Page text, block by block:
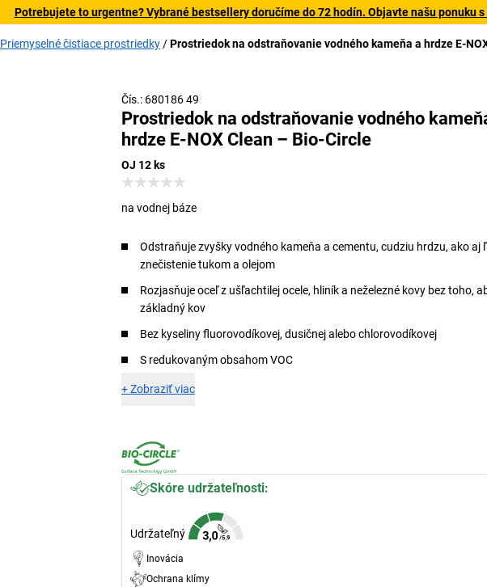
Potrebujete to urgentne? Vybrané bestsellery doručíme do 72 hodín. Objavte našu ponuku
Priemyselné čistiace prostriedky Prostriedok na odstraňovanie vodného kameňa a hrdze E-
Čís.: 680186 49
Prostriedok na odstraňovanie vodného
hrdze E-NOX Clean – Bio-Circle
OJ 12 ks
na vodnej báze
Odstraňuje zvyšky vodného kameňa a cementu, cudziu hrdzu, ako aj
znečistenie tukom a olejom
Rozjasňuje oceľ z ušľachtilej ocele, hliník a neželezné kovy bez toho,
základný kov
Bez kyseliny fluorovodíkovej, dusičnej alebo chlorovodíkovej
S redukovaným obsahom VOC
+Zobraziť viac
Skóre udržateľnosti:
Udržateľný
Inovácia
Ochrana klímy